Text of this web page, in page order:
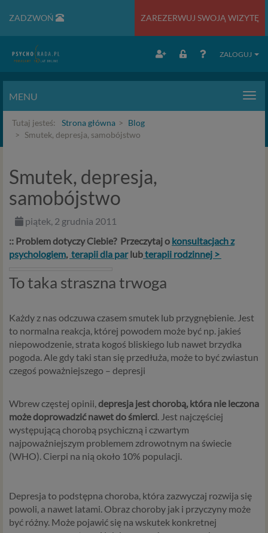
ZADZWOŃ ZAREZERWUJ SWOJĄ WIZYTĘ
ZALOGUJ
MENU
Tutaj jesteś: Strona główna
Blog
Smutek, depresja, samobójstwo
Smutek, depresja,
samobójstwo
piątek, 2 grudnia 2011
:: Problem dotyczy Ciebie? Przeczytaj o konsultacjach z
psychologiem, terapii dla parlubterapii rodzinnej >
To taka straszna trwoga
Każdy z nas odczuwa czasem smutek lub przygnębienie. Jest
to normalna reakcja, której powodem może być np. jakieś
niepowodzenie, strata kogoś bliskiego lub nawet brzydka
pogoda. Ale gdy taki stan się przedłuża, może to być zwiastun
czegoś poważniejszego – depresji
Wbrew częstej opinii,depresja jest chorobą, która nie leczona
może doprowadzić nawet do śmierci. Jest najczęściej
występującą chorobą psychiczną i czwartym
najpoważniejszym problemem zdrowotnym na świecie
(WHO). Cierpi na nią około 10% populacji.
Depresja to podstępna choroba, która zazwyczaj rozwija się
powoli, a nawet latami. Obraz choroby jak i przyczyny może
być różny. Może pojawić się na wskutek konkretnej